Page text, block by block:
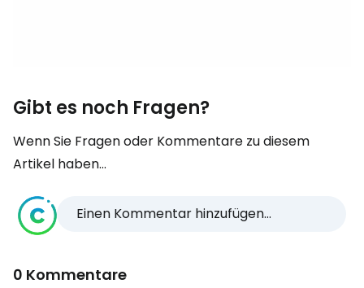
Gibt es noch Fragen?
Wenn Sie Fragen oder Kommentare zu diesem
Artikel haben...
Einen Kommentar hinzufügen...
0 Kommentare